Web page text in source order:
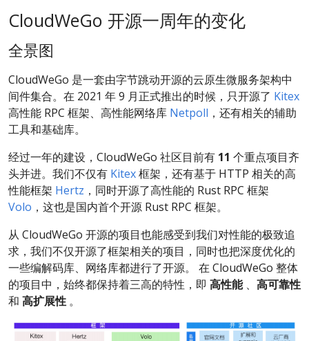
CloudWeGo 开源一周年的变化
全景图
CloudWeGo 是一套由字节跳动开源的云原生微服务架构中
间件集合。在 2021 年 9 月正式推出的时候，只开源了 Kitex
高性能 RPC 框架、高性能网络库 Netpoll ，还有相关的辅助
工具和基础库。
经过一年的建设，CloudWeGo 社区目前有 11 个重点项目齐
头并进。我们不仅有 Kitex框架，还有基于 HTTP 相关的高
性能框架 Hertz ，同时开源了高性能的 Rust RPC 框架
Volo ，这也是国内首个开源 Rust RPC 框架。
从 CloudWeGo 开源的项目也能感受到我们对性能的极致追
求，我们不仅开源了框架相关的项目，同时也把深度优化的
一些编解码库、网络库都进行了开源。 在 CloudWeGo 整体
的项目中，始终都保持着三高的特性，即 高性能、 高可靠性
和 高扩展性。